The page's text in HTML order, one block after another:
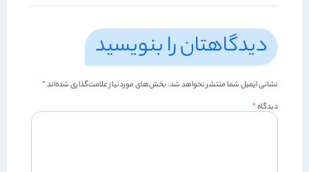
دیدگاهتان را بنویسید
نشانی ایمیل شما منتشر نخواهد شد.بخش‌های موردنیاز علامت‌گذاری شده‌اند*
دیدگاه*